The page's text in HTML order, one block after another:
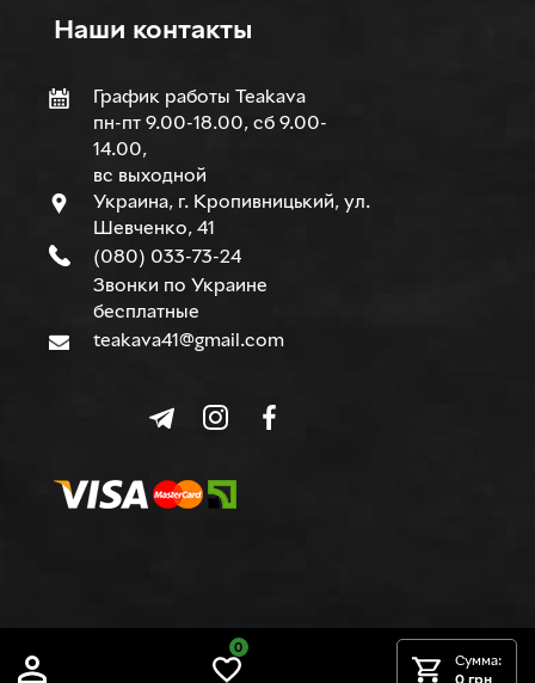
0
Сумма:
0 грн
Наши контакты
График работы Teakava
пн-пт 9.00-18.00, сб 9.00-
14.00,
вс выходной
Украина, г. Кропивницький, ул.
Шевченко, 41
(080) 033-73-24
Звонки по Украине
бесплатные
teakava41@gmail.com
© TEAKAVA, 2015-2026 г.